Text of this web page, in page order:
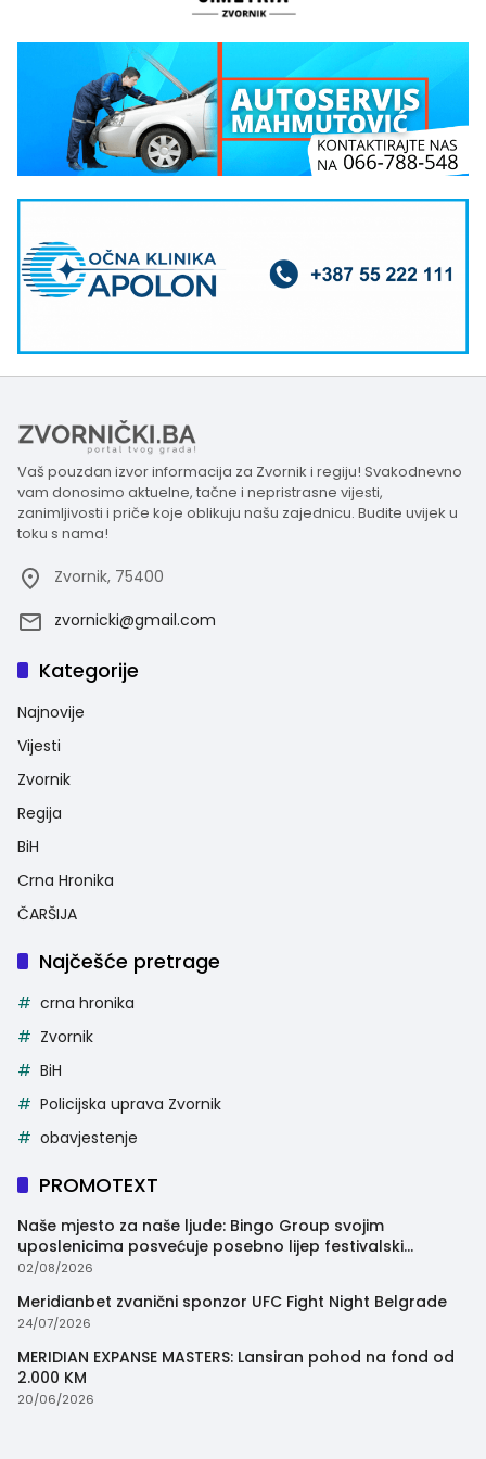
Vaš pouzdan izvor informacija za Zvornik i regiju! Svakodnevno
vam donosimo aktuelne, tačne i nepristrasne vijesti,
zanimljivosti i priče koje oblikuju našu zajednicu. Budite uvijek u
toku s nama!
Zvornik, 75400
zvornicki@gmail.com
Kategorije
Najnovije
Vijesti
Zvornik
Regija
BiH
Crna Hronika
ČARŠIJA
Najčešće pretrage
crna hronika
Zvornik
BiH
Policijska uprava Zvornik
obavjestenje
PROMOTEXT
Naše mjesto za naše ljude: Bingo Group svojim
uposlenicima posvećuje posebno lijep festivalski
trenutak
02/08/2026
Meridianbet zvanični sponzor UFC Fight Night Belgrade
24/07/2026
MERIDIAN EXPANSE MASTERS: Lansiran pohod na fond od
2.000 KM
20/06/2026